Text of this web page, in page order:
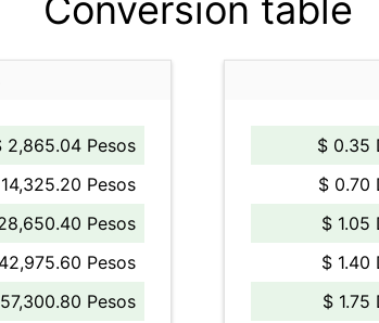
Conversion table
2,865.04 Pesos
Pesos
Pesos
Pesos
Pesos
$ 0.35
$ 0.70
$ 1.05
$ 1.40
$ 1.75